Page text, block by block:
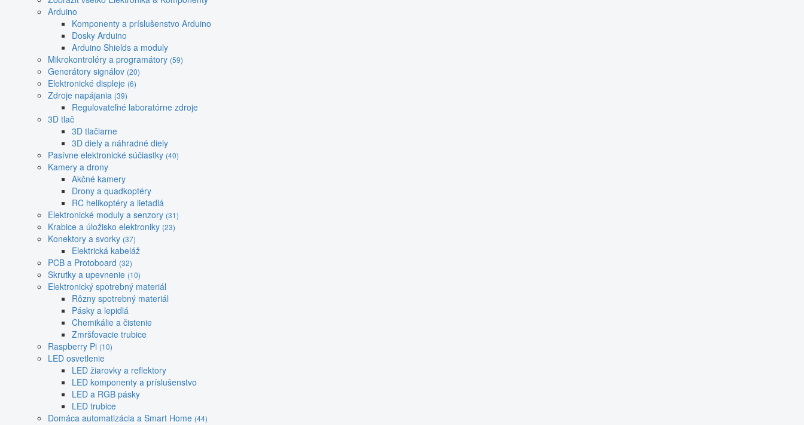
Arduino
Komponenty a príslušenstvo Arduino
Dosky Arduino
Arduino Shields a moduly
Mikrokontroléry a programátory (59)
Generátory signálov (20)
Elektronické displeje (6)
Zdroje napájania (39)
Regulovateľné laboratórne zdroje
3D tlač
3D tlačiarne
3D diely a náhradné diely
Pasívne elektronické súčiastky (40)
Kamery a drony
Akčné kamery
Drony a quadkoptéry
RC helikoptéry a lietadlá
Elektronické moduly a senzory (31)
Krabice a úložisko elektroniky (23)
Konektory a svorky (37)
Elektrická kabeláž
PCB a Protoboard (32)
Skrutky a upevnenie (10)
Elektronický spotrebný materiál
Rôzny spotrebný materiál
Pásky a lepidlá
Chemikálie a čistenie
Zmršťovacie trubice
Raspberry Pi (10)
LED osvetlenie
LED žiarovky a reflektory
LED komponenty a príslušenstvo
LED a RGB pásky
LED trubice
Domáca automatizácia a Smart Home (44)